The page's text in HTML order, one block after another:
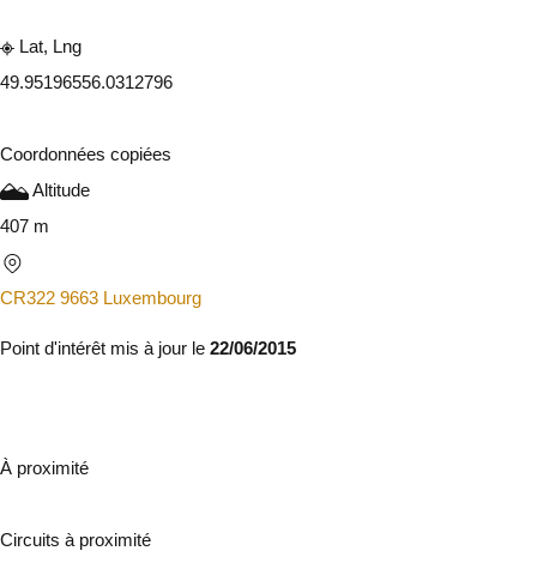
Lat, Lng
49.95196556.0312796
Coordonnées copiées
Altitude
407 m
CR322 9663 Luxembourg
Point d'intérêt mis à jour le 22/06/2015
À proximité
Circuits à proximité